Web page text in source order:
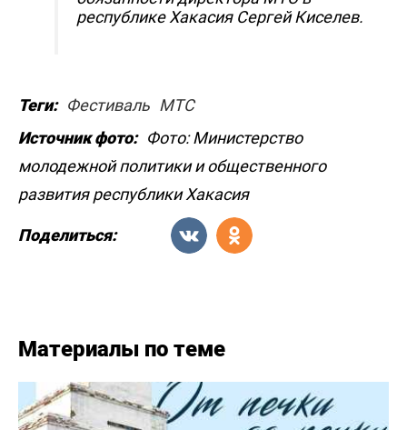
республике Хакасия Сергей Киселев.
Теги: Фестиваль МТС
Источник фото: Фото: Министерство
молодежной политики и общественного
развития республики Хакасия
Поделиться:
Материалы по теме